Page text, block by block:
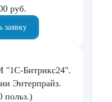
руб.
Оставить заявку
"1С-Битрикс24".
Энтерпрайз.
польз.)